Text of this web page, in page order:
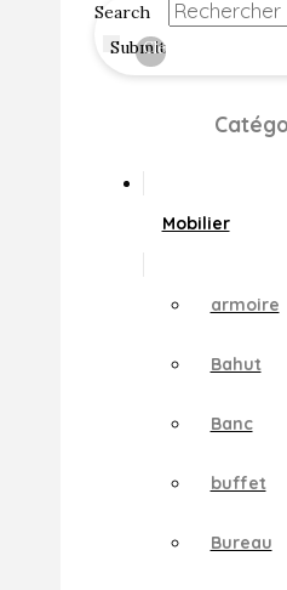
Search
Submit
Clear
Mobilier
armoire
Bahut
Banc
buffet
Bureau